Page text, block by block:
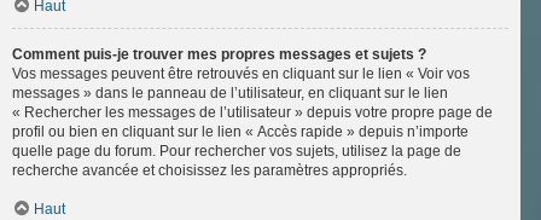
Haut
Comment puis-je trouver mes propres messages et sujets ?
Vos messages peuvent être retrouvés en cliquant sur le lien « Voir vos
messages » dans le panneau de l’utilisateur, en cliquant sur le lien
« Rechercher les messages de l’utilisateur » depuis votre propre page de
profil ou bien en cliquant sur le lien « Accès rapide » depuis n’importe
quelle page du forum. Pour rechercher vos sujets, utilisez la page de
recherche avancée et choisissez les paramètres appropriés.
Haut